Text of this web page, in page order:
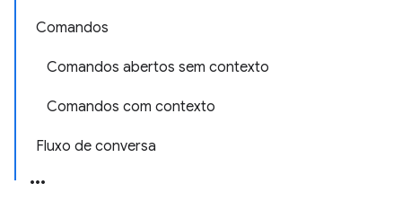
Comandos
Comandos abertos sem contexto
Comandos com contexto
Fluxo de conversa